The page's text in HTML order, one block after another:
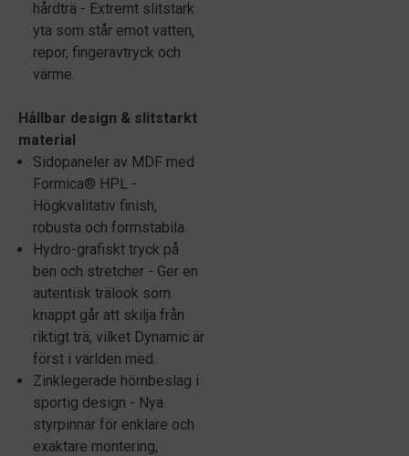
hårdträ - Extremt slitstark
yta som står emot vatten,
repor, fingeravtryck och
värme.
Hållbar design & slitstarkt
material
Sidopaneler av MDF med
Formica® HPL -
Högkvalitativ finish,
robusta och formstabila.
Hydro-grafiskt tryck på
ben och stretcher - Ger en
autentisk trälook som
knappt går att skilja från
riktigt trä, vilket Dynamic är
först i världen med.
Zinklegerade hörnbeslag i
sportig design - Nya
styrpinnar för enklare och
exaktare montering,